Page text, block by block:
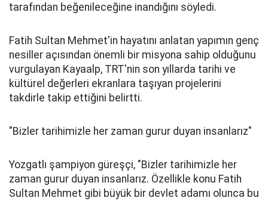
tarafından beğenileceğine inandığını söyledi.
Fatih Sultan Mehmet'in hayatını anlatan yapımın genç
nesiller açısından önemli bir misyona sahip olduğunu
vurgulayan Kayaalp, TRT'nin son yıllarda tarihi ve
kültürel değerleri ekranlara taşıyan projelerini
takdirle takip ettiğini belirtti.
"Bizler tarihimizle her zaman gurur duyan insanlarız"
Yozgatlı şampiyon güreşçi, "Bizler tarihimizle her
zaman gurur duyan insanlarız. Özellikle konu Fatih
Sultan Mehmet gibi büyük bir devlet adamı olunca bu